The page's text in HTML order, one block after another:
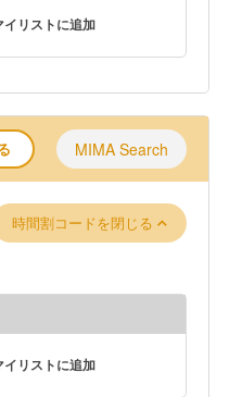
イリストに追加
MIMA Search
時間割コードを閉じる
イリストに追加